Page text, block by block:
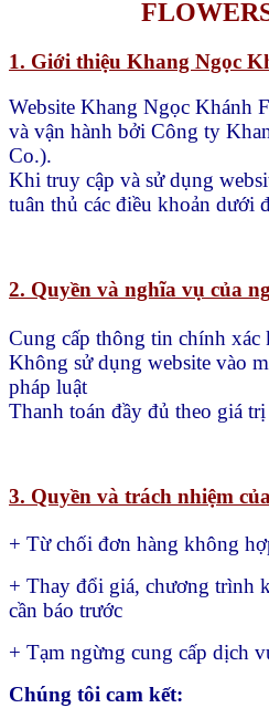
1. Giới thiệu Khang Ngọc
Website Khang Ngọc Khánh
và vận hành bởi Công ty
Co.).
Khi truy cập và sử dụng
tuân thủ các điều khoản dưới
2. Quyền và nghĩa vụ của
Cung cấp thông tin chính xác
Không sử dụng website vào
pháp luật
Thanh toán đầy đủ theo giá
3. Quyền và trách nhiệm
+ Từ chối đơn hàng không
+ Thay đổi giá, chương trình
cần báo trước
+ Tạm ngừng cung cấp dịch
Chúng tôi cam kết: